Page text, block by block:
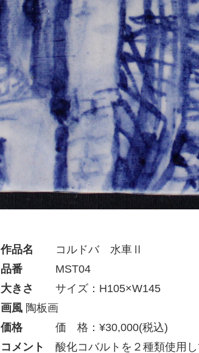
作品名
コルドバ 水車Ⅱ
品番 MST04
大きさ
サイズ：H105×W145
画風 陶板画
価格価 格：¥30,000(税込)
コメント
酸化コバルトを２種類使用し